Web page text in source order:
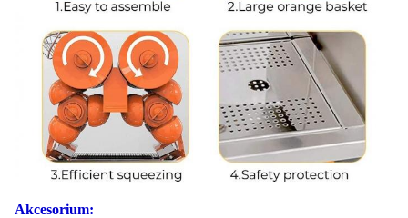
centrali 40' 220 SZTUK Szanghaj USD
Ładowanie 20'
90 SZTUK Gwarancja 1 rok
Akcesorium: